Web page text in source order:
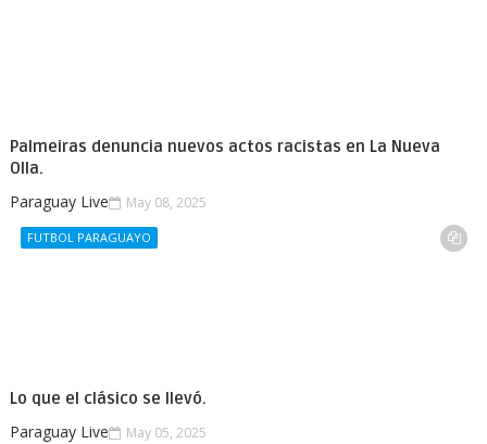
Palmeiras denuncia nuevos actos racistas en La Nueva
Olla.
Paraguay Live May 08, 2025
FUTBOL PARAGUAYO
Lo que el clásico se llevó.
Paraguay Live May 05, 2025